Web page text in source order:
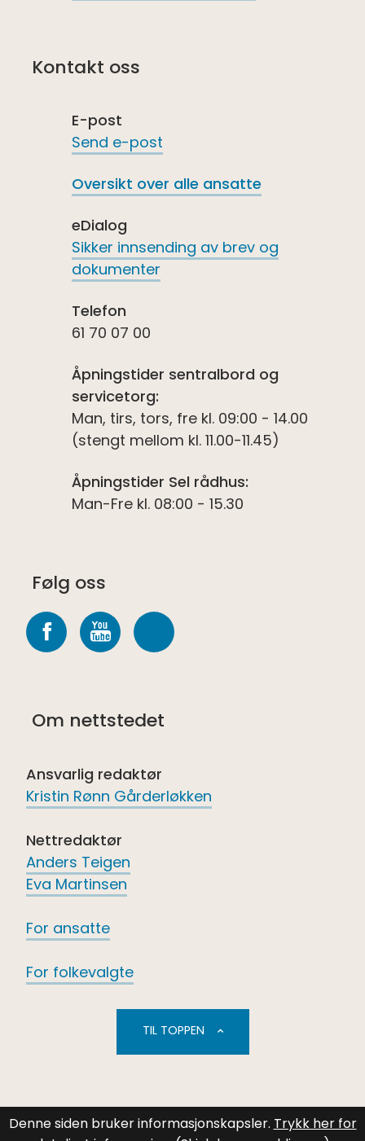
Kontakt oss
E-post
Send e-post
Oversikt over alle ansatte
eDialog
Sikker innsending av brev og
dokumenter
Telefon
61 70 07 00
Åpningstider sentralbord og
servicetorg:
Man, tirs, tors, fre kl. 09:00 - 14.00
(stengt mellom kl. 11.00-11.45)
Åpningstider Sel rådhus:
Man-Fre kl. 08:00 - 15.30
Følg oss
FacebookyoutubeSpotify
Om nettstedet
Ansvarlig redaktør
Kristin Rønn Gårderløkken
Nettredaktør
Anders Teigen
Eva Martinsen
For ansatte
For folkevalgte
TIL TOPPEN
Denne siden bruker informasjonskapsler. Trykk her for